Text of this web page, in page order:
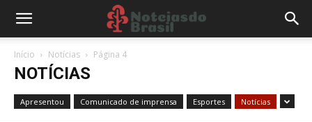
Início Notícias Página 4
NOTÍCIAS
Apresentou Comunicado de imprensa Esportes Notícias